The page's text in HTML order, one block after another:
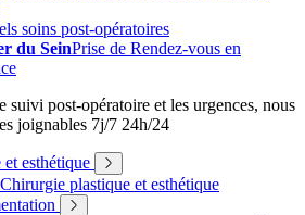
soins post-opératoires
du SeinPrise de Rendez-vous en
suivi post-opératoire et les urgences, nous
joignables 7j/7 24h/24
esthétique
Chirurgie plastique et esthétique